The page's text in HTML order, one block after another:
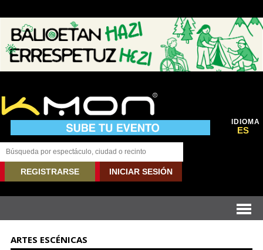
IDIOMA
ES
REGISTRARSE INICIAR SESIÓN
ARTES ESCÉNICAS